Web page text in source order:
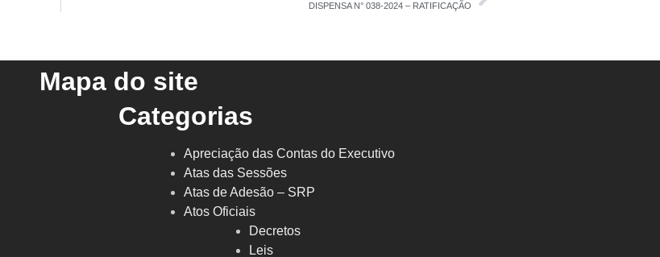
DISPENSA N° 038-2024 – RATIFICAÇÃO
Mapa do site
Categorias
Apreciação das Contas do Executivo
Atas das Sessões
Atas de Adesão – SRP
Atos Oficiais
Decretos
Leis